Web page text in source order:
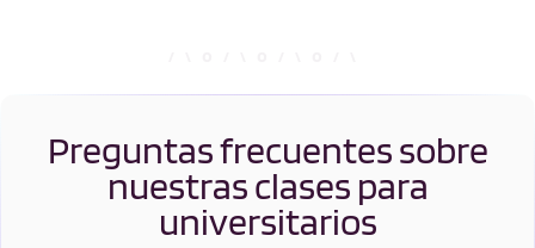
Preguntas frecuentes sobre
nuestras clases para
universitarios